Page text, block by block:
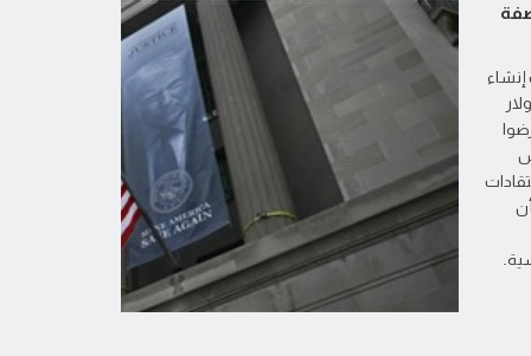
إنشاء
دولار